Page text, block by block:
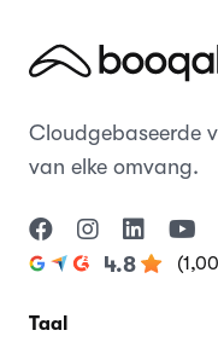
Cloudgebaseerde
van elke omvang.
4.8
Taal